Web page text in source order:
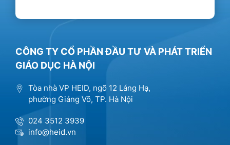
CÔNG TY CỔ PHẦN ĐẦU TƯ VÀ PHÁT TRIỂN
GIÁO DỤC HÀ NỘI
Tòa nhà VP HEID, ngõ 12 Láng Hạ,
phường Giảng Võ, TP. Hà Nội
024 3512 3939
info@heid.vn